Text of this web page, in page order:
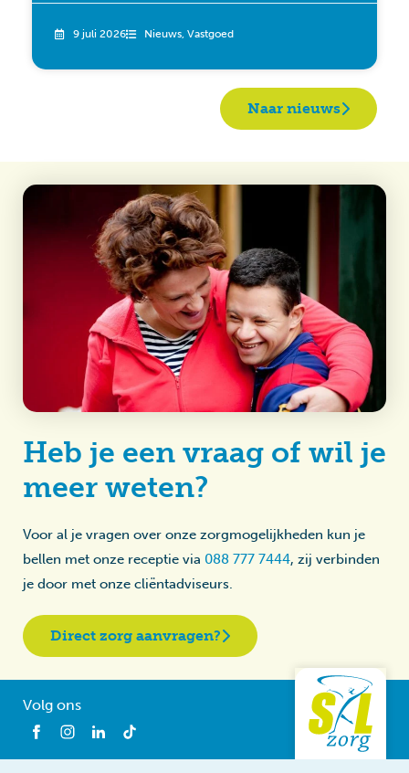
9 juli 2026 Nieuws, Vastgoed
Naar nieuws
Heb je een vraag of wil je
meer weten?
Voor al je vragen over onze zorgmogelijkheden kun je
bellen met onze receptie via 088 777 7444, zij verbinden
je door met onze cliëntadviseurs.
Direct zorg aanvragen?
Volg ons